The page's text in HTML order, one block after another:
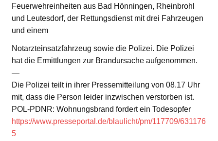
Feuerwehreinheiten aus Bad Hönningen, Rheinbrohl
und Leutesdorf, der Rettungsdienst mit drei Fahrzeugen
und einem
Notarzteinsatzfahrzeug sowie die Polizei. Die Polizei
hat die Ermittlungen zur Brandursache aufgenommen.
—
Die Polizei teilt in ihrer Pressemitteilung von 08.17 Uhr
mit, dass die Person leider inzwischen verstorben ist.
POL-PDNR: Wohnungsbrand fordert ein Todesopfer
https://www.presseportal.de/blaulicht/pm/117709/631176
5